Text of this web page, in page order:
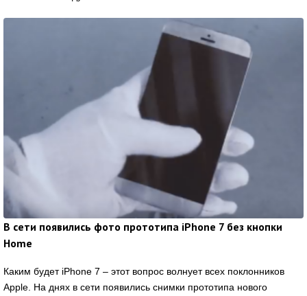
В сети появились фото прототипа iPhone 7 без кнопки
Home
Каким будет iPhone 7 – этот вопрос волнует всех поклонников
Apple. На днях в сети появились снимки прототипа нового